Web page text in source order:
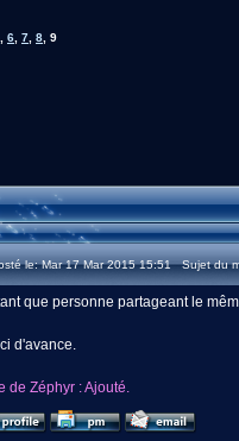
6 7 8 9
le: Mar 17 Mar 2015 15:51 Sujet du
que personne partageant le
d'avance.
de Zéphyr : Ajouté.